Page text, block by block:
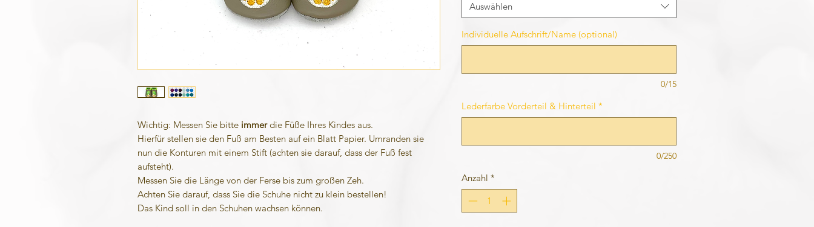
Wichtig: Messen Sie bitte immerdie Füße Ihres Kindes aus.
Hierfür stellen sie den Fuß am Besten auf ein Blatt Papier. Umranden sie
nun die Konturen mit einem Stift (achten sie darauf, dass der Fuß fest
aufsteht).
Messen Sie die Länge von der Ferse bis zum großen Zeh.
Achten Sie darauf, dass Sie die Schuhe nicht zu klein bestellen!
Das Kind soll in den Schuhen wachsen können.
Auswählen
Individuelle Aufschrift/Name (optional)
0/15
Lederfarbe Vorderteil & Hinterteil *
0/250
Anzahl *